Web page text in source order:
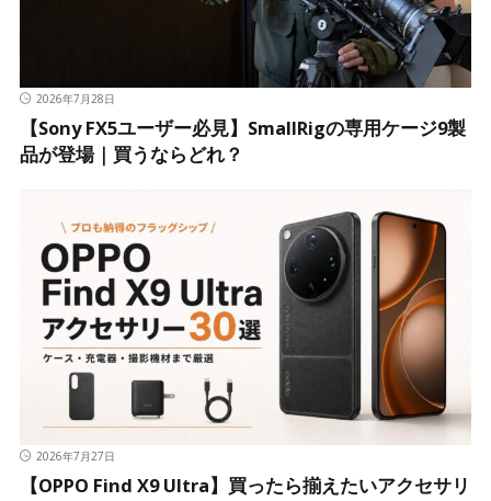
2026年7月28日
【Sony FX5ユーザー必見】SmallRigの専用ケージ9製
品が登場｜買うならどれ？
2026年7月27日
【OPPO Find X9 Ultra】買ったら揃えたいアクセサリ